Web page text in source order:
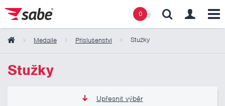
0
Medaile Příslušenství Stužky
Stužky
Upřesnit výběr
Obsah košíku